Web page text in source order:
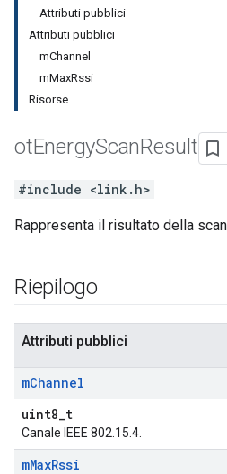
Attributi pubblici
Attributi pubblici
mChannel
mMaxRssi
Risorse
otEnergyScanResult
#include <link.h>
Rappresenta il risultato della
Riepilogo
Attributi pubblici
mChannel
uint8_t
Canale IEEE 802.15.4.
mMaxRssi